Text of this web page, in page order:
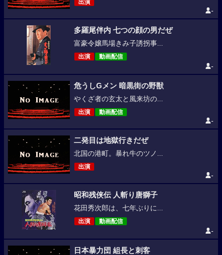
出演
-
多羅尾伴内 七つの顔の男だぜ
富豪令嬢馬場きみ子誘拐事...
出演 動画配信
-
危うしGメン 暗黒街の野獣
やくざ者の玄太と風来坊の...
出演 動画配信
-
二発目は地獄行きだぜ
北国の港町。暴れ牛のツノ...
出演
-
昭和残侠伝 人斬り唐獅子
花田秀次郎は、七年ぶりに...
出演 動画配信
-
日本暴力団 組長と刺客